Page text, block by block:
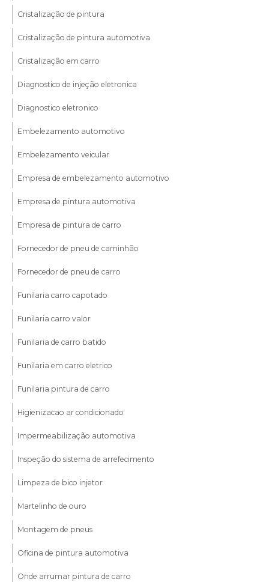
Cristalização de pintura
Cristalização de pintura automotiva
Cristalização em carro
Diagnostico de injeção eletronica
Diagnostico eletronico
Embelezamento automotivo
Embelezamento veicular
Empresa de embelezamento automotivo
Empresa de pintura automotiva
Empresa de pintura de carro
Fornecedor de pneu de caminhão
Fornecedor de pneu de carro
Funilaria carro capotado
Funilaria carro valor
Funilaria de carro batido
Funilaria em carro eletrico
Funilaria pintura de carro
Higienizacao ar condicionado
Impermeabilização automotiva
Inspeção do sistema de arrefecimento
Limpeza de bico injetor
Martelinho de ouro
Montagem de pneus
Oficina de pintura automotiva
Onde arrumar pintura de carro